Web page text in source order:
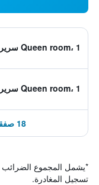
Queen room، 1 سرير كوين
Queen room، 1 سرير كوين
18 صفقة إضافية ابتداءً من 246 ﷼
*يشمل المجموع الضرائب
تسجيل المغادرة.